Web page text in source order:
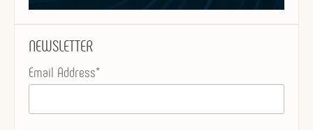
NEWSLETTER
Email Address*